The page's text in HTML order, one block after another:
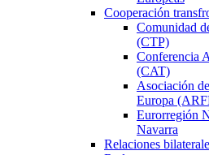
Cooperación
Comunidad
(CTP)
Conferencia
(CAT)
Asociación
Europa
Eurorregión
Navarra
Relaciones